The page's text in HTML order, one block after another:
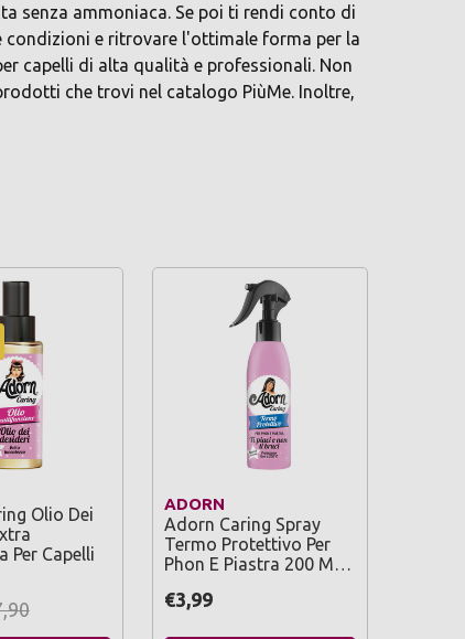
senza ammoniaca. Se poi ti rendi conto di
e ritrovare l'ottimale forma per la
capelli di alta qualità e professionali. Non
che trovi nel catalogo PiùMe. Inoltre,
Olio Dei
Per Capelli
ADORN
Adorn Caring Spray
Termo Protettivo Per
Phon E Piastra 200 M…
€3,99